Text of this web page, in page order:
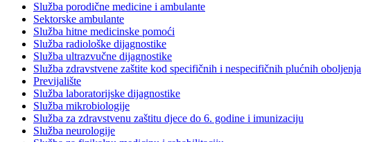
Služba porodične medicine i ambulante
Sektorske ambulante
Služba hitne medicinske pomoći
Služba radiološke dijagnostike
Služba ultrazvučne dijagnostike
Služba zdravstvene zaštite kod specifičnih i nespecifičnih plućnih oboljenja
Previjalište
Služba laboratorijske dijagnostike
Služba mikrobiologije
Služba za zdravstvenu zaštitu djece do 6. godine i imunizaciju
Služba neurologije